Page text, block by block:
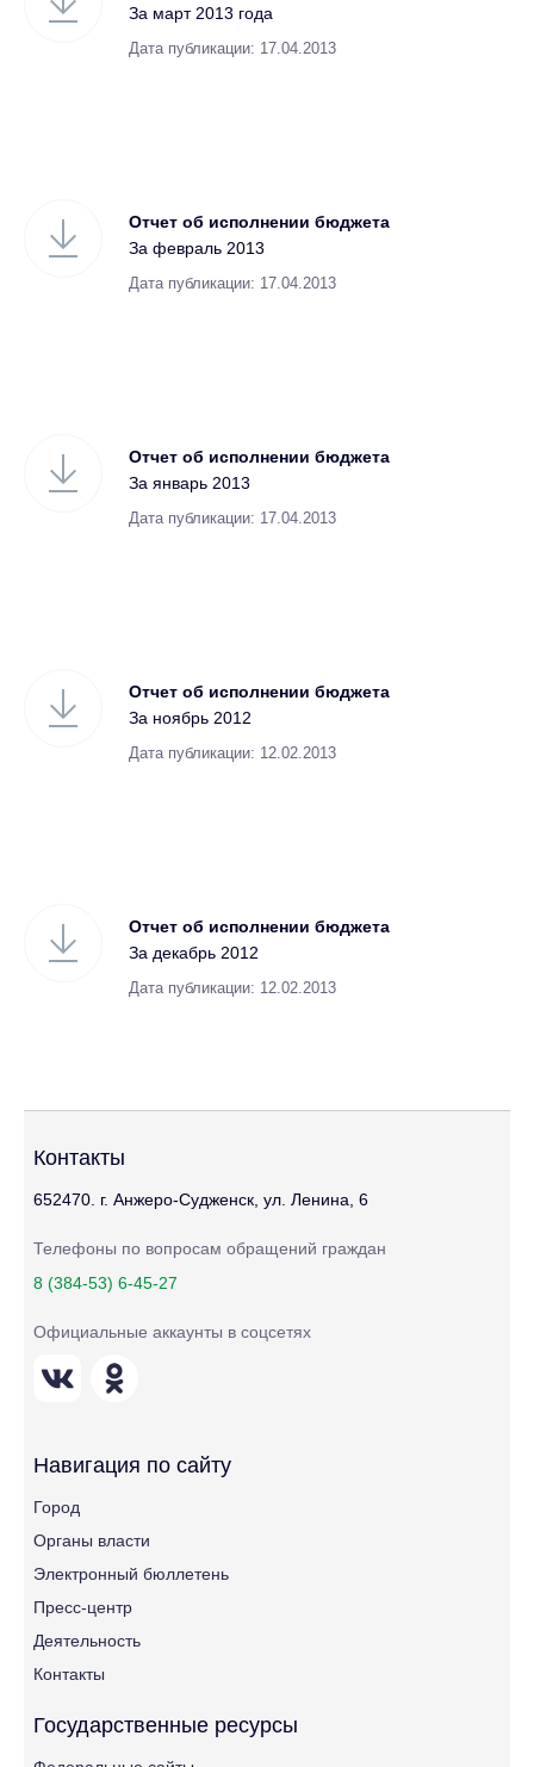
За март 2013 года
Дата публикации: 17.04.2013
Отчет об исполнении бюджета
За февраль 2013
Дата публикации: 17.04.2013
Отчет об исполнении бюджета
За январь 2013
Дата публикации: 17.04.2013
Отчет об исполнении бюджета
За ноябрь 2012
Дата публикации: 12.02.2013
Отчет об исполнении бюджета
За декабрь 2012
Дата публикации: 12.02.2013
Контакты
652470. г. Анжеро-Судженск, ул. Ленина, 6
Телефоны по вопросам обращений граждан
8 (384-53) 6-45-27
Официальные аккаунты в соцсетях
Навигация по сайту
Город
Органы власти
Электронный бюллетень
Пресс-центр
Деятельность
Контакты
Государственные ресурсы